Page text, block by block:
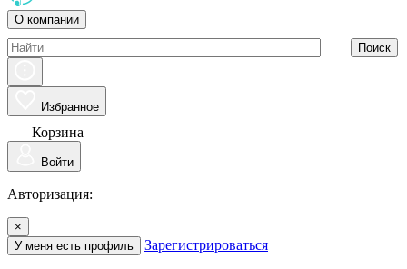
О компании
Поиск
Избранное
Корзина
Войти
Авторизация:
×
У меня есть профиль
Зарегистрироваться